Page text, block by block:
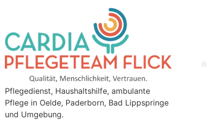
Pflegedienst, Haushaltshilfe, ambulante
Pflege in Oelde, Paderborn, Bad Lippspringe
und Umgebung.